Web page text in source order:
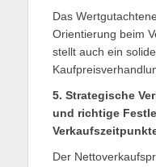
Das
Orientierung beim
stellt auch ein
5. Strategische
und richtige
Der